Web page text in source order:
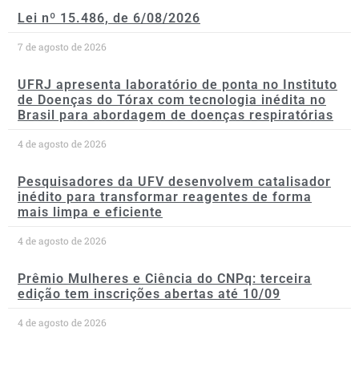
Lei nº 15.486, de 6/08/2026
7 de agosto de 2026
UFRJ apresenta laboratório de ponta no Instituto
de Doenças do Tórax com tecnologia inédita no
Brasil para abordagem de doenças respiratórias
4 de agosto de 2026
Pesquisadores da UFV desenvolvem catalisador
inédito para transformar reagentes de forma
mais limpa e eficiente
4 de agosto de 2026
Prêmio Mulheres e Ciência do CNPq: terceira
edição tem inscrições abertas até 10/09
4 de agosto de 2026